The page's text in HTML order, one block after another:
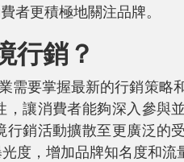
者更積極地關注品牌。
行銷？
需要掌握最新的行銷策略
讓消費者能夠深入參與並
行銷活動擴散至更廣泛的
度，增加品牌知名度和流